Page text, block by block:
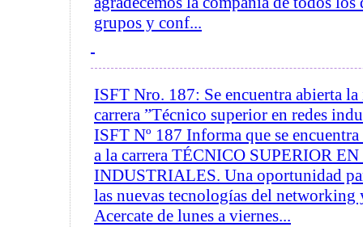
grupos y conf...
ISFT Nro. 187: Se encuentra abierta
carrera ”Técnico superior en redes
ISFT Nº 187 Informa que se
a la carrera TÉCNICO SUPERIOR
INDUSTRIALES. Una oportunidad
las nuevas tecnologías del networking
Acercate de lunes a viernes...